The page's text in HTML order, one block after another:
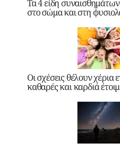
Τα 4 είδη
στο σώμα και στη
Οι σχέσεις θέλουν χέρια
καθαρές και καρδιά